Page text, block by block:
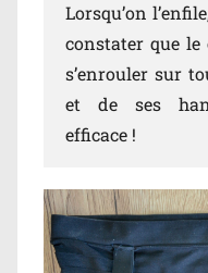
Lorsqu’on
constater que
s’enrouler sur
et de ses
efficace !